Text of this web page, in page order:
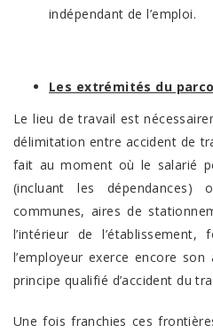
indépendant de l’emploi.
Les extrémités du
Le lieu de travail est
délimitation entre accident de
fait au moment où le salarié
(incluant les
communes, aires de
l’intérieur de
l’employeur exerce encore
principe qualifié d’accident du
Une fois franchies ces